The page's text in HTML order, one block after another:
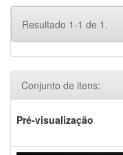
Resultado 1-1 de 1.
Conjunto de itens:
Pré-visualização